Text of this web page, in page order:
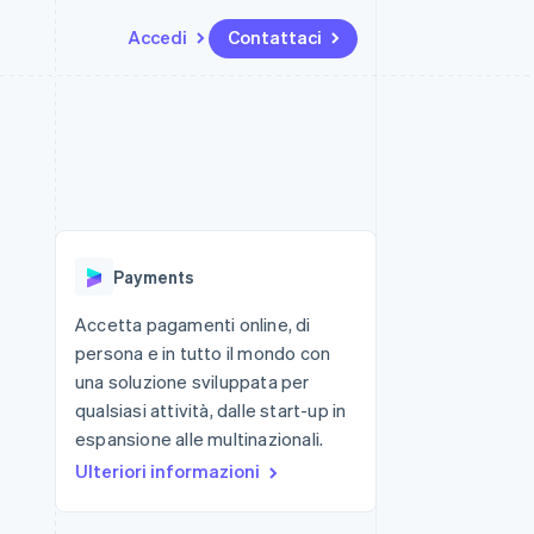
Accedi Contattaci
Radar
Costituzione di start-up
Climate
Rimozione del carbonio
Identity
Verifica online dell'identità
Stato dell'API
Payments
Accetta pagamenti online, di
persona e in tutto il mondo con
una soluzione sviluppata per
qualsiasi attività, dalle start-up in
espansione alle multinazionali.
Ulteriori informazioni